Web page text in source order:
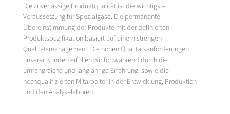
Die zuverlässige Produktqualität ist die wichtigste
Voraussetzung für Spezialgase. Die permanente
Übereinstimmung der Produkte mit der definierten
Produktspezifikation basiert auf einem strengen
Qualitätsmanagement. Die hohen Qualitätsanforderungen
unserer Kunden erfüllen wir fortwährend durch die
umfangreiche und langjährige Erfahrung, sowie die
hochqualifizierten Mitarbeiter in der Entwicklung, Produktion
und den Analyselaboren.